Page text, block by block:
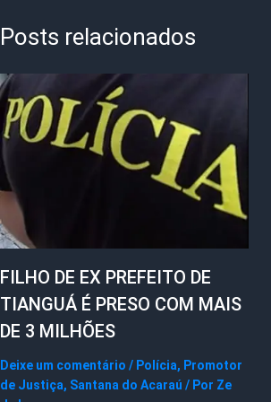
Posts relacionados
FILHO DE EX PREFEITO DE
TIANGUÁ É PRESO COM MAIS
DE 3 MILHÕES
Deixe um comentário / Polícia, Promotor
de Justiça, Santana do Acaraú / Por Ze